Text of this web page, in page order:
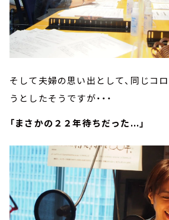
そして夫婦の思い出として、同じコ
うとしたそうですが・・・
「まさかの２２年待ちだった...」